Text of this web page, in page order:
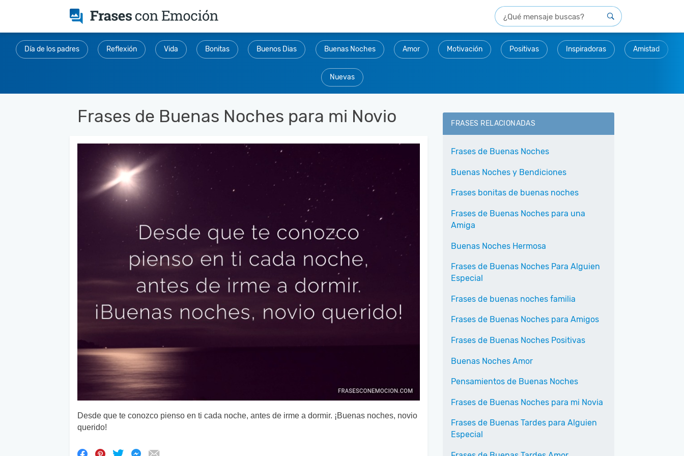
Día de los padres Reflexión Vida Bonitas Buenos Dias Buenas Noches Amor Motivación Positivas Inspiradoras Amistad
Nuevas
Frases de Buenas Noches para mi Novio
Desde que te conozco pienso en ti cada noche, antes de irme a dormir. ¡Buenas noches, novio
querido!
FRASES RELACIONADAS
Frases de Buenas Noches
Buenas Noches y Bendiciones
Frases bonitas de buenas noches
Frases de Buenas Noches para una
Amiga
Buenas Noches Hermosa
Frases de Buenas Noches Para Alguien
Especial
Frases de buenas noches familia
Frases de Buenas Noches para Amigos
Frases de Buenas Noches Positivas
Buenas Noches Amor
Pensamientos de Buenas Noches
Frases de Buenas Noches para mi Novia
Frases de Buenas Tardes para Alguien
Especial